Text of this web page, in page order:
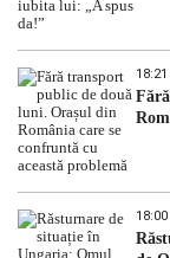
18:21
18:00